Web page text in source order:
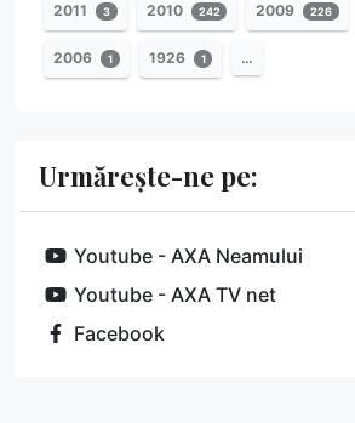
2011 3 2010 242 2009 226
2006 1 1926 1 …
Urmărește-ne pe:
Youtube - AXA Neamului
Youtube - AXA TV net
Facebook